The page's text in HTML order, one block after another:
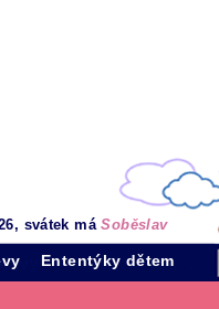
svátek máSoběslav
Ententýky dětem